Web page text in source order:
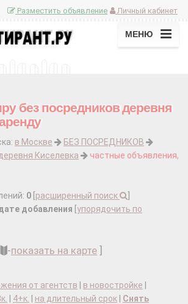
Личный кабинет
Разместить объявление
МЕНЮ
без посредников деревня
в Москве
БЕЗ ПОСРЕДНИКОВ
Киселевка
частные объявления,
0 расширенный поиск
добавления упорядочить по
-показать на карте
от агентств в новостройке
4+к. на длительный срок
Снять